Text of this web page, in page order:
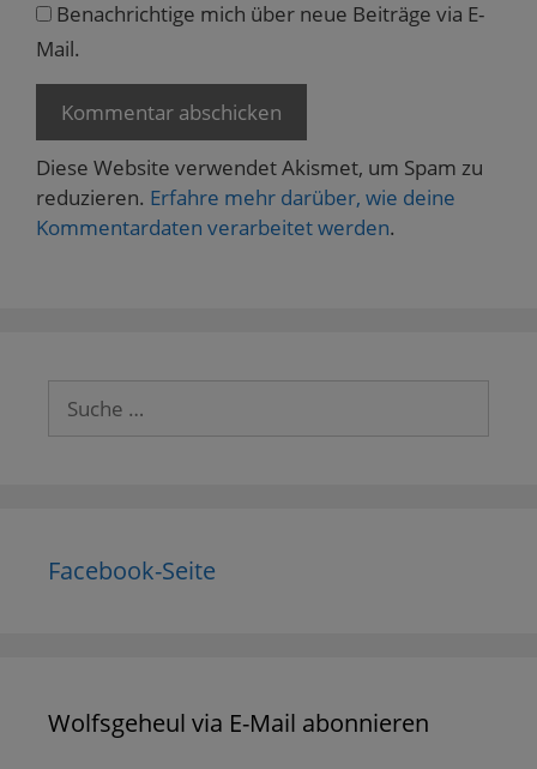
Benachrichtige mich über neue Beiträge via E-
Mail.
Diese Website verwendet Akismet, um Spam zu
reduzieren. Erfahre mehr darüber, wie deine
Kommentardaten verarbeitet werden.
Suche
nach:
Facebook-Seite
Wolfsgeheul via E-Mail abonnieren